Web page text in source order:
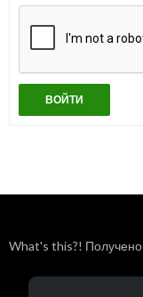
ВОЙТИ
What's this?!